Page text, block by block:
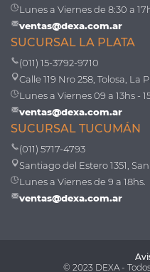
Lunes a Viernes de 8:30 a
ventas@dexa.com.ar
SUCURSAL LA PLATA
(011) 15-3792-9710
Calle 119 Nro 258, Tolosa, La
Lunes a Viernes 09 a 13hs -
ventas@dexa.com.ar
SUCURSAL TUCUMÁN
(011) 5717-4793
Santiago del Estero 1351,
Lunes a Viernes de 9 a 18hs.
ventas@dexa.com.ar
© 2023 DEXA -